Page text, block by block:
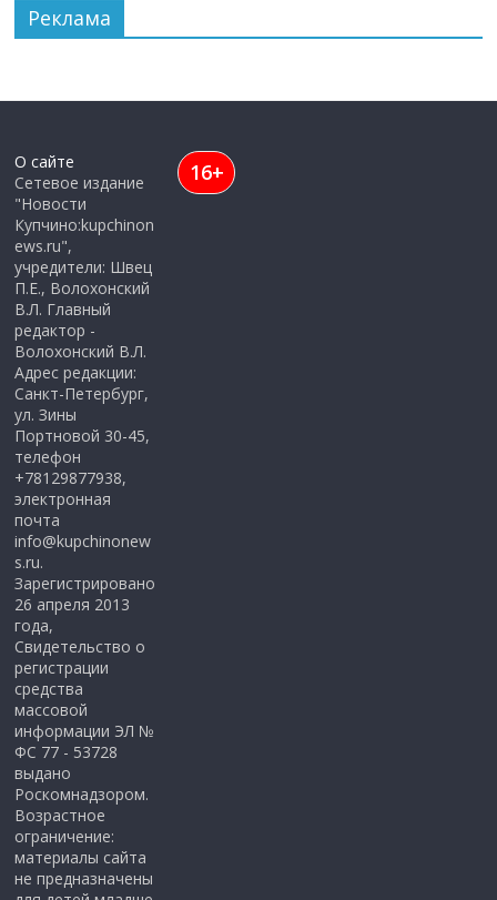
Реклама
О сайте
Сетевое издание
"Новости
Купчино:kupchinon
ews.ru",
учредители: Швец
П.Е., Волохонский
В.Л. Главный
редактор -
Волохонский В.Л.
Адрес редакции:
Санкт-Петербург,
ул. Зины
Портновой 30-45,
телефон
+78129877938,
электронная
почта
info@kupchinonew
s.ru.
Зарегистрировано
26 апреля 2013
года,
Свидетельство о
регистрации
средства
массовой
информации ЭЛ №
ФС 77 - 53728
выдано
Роскомнадзором.
Возрастное
ограничение:
материалы сайта
не предназначены
16+